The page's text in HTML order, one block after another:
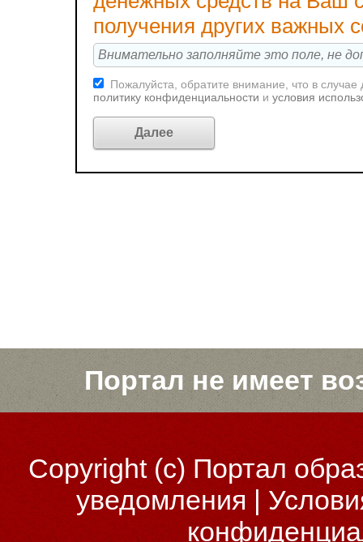
получения других важных
Пожалуйста, обратите внимание, что в
политику конфиденциальности и условия
Портал не имеет
Copyright (c)Портал
уведомления |